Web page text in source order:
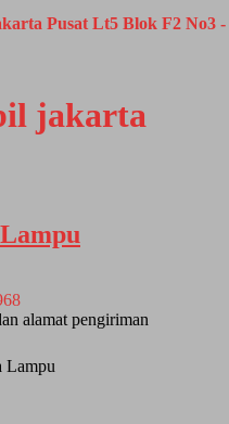
Pusat Lt5 Blok F2 No3 -
jakarta
alamat pengiriman
Lampu